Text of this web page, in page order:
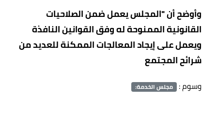
وأوضح أن "المجلس يعمل ضمن الصلاحيات
القانونية الممنوحة له وفق القوانين النافذة
ويعمل على إيجاد المعالجات الممكنة للعديد من
شرائح المجتمع
وسوم : مجلس الخدمة: